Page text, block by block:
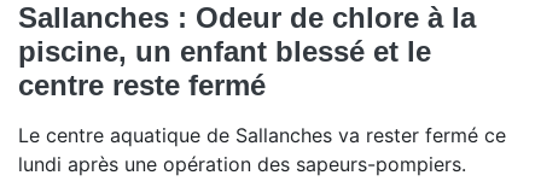
Sallanches : Odeur de chlore à la
piscine, un enfant blessé et le
centre reste fermé
Le centre aquatique de Sallanches va rester fermé ce
lundi après une opération des sapeurs-pompiers.